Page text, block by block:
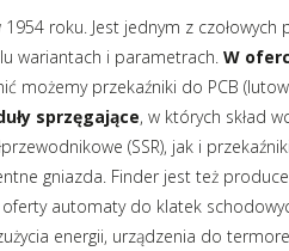
1954 roku. Jest jednym z
wariantach i parametrach. W
możemy przekaźniki do PCB
sprzęgające, w których skład
(SSR), jak i
gniazda. Finder jest też
automaty do klatek
energii, urządzenia do